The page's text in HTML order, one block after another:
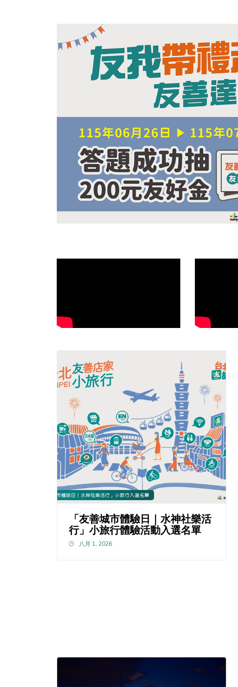
「友善城市體驗日｜水神社樂活
行」小旅行體驗活動入選名單
八月 1, 2026